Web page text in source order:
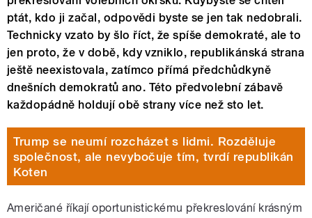
ptát, kdo ji začal, odpovědi byste se jen tak nedobrali.
Technicky vzato by šlo říct, že spíše demokraté, ale to
jen proto, že v době, kdy vzniklo, republikánská strana
ještě neexistovala, zatímco přímá předchůdkyně
dnešních demokratů ano. Této předvolební zábavě
každopádně holdují obě strany více než sto let.
Trump se neumí rozcházet s lidmi. Rozděluje
společnost, ale nevybočuje tím, tvrdí republikán
Koten
Američané říkají oportunistickému překreslování krásným